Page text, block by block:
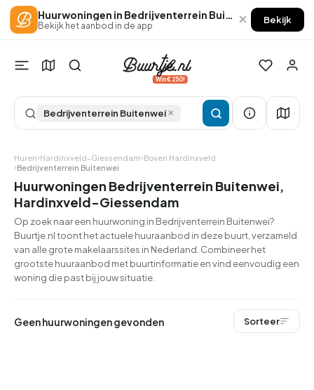
Bekijk het aanbod in de app × Bekijk
Win €250!
Bedrijventerrein Buitenwei×
Huren Hardinxveld-Giessendam Boven Hardinxveld
Bedrijventerrein Buitenwei
Huurwoningen Bedrijventerrein Buitenwei,
Hardinxveld-Giessendam
Op zoek naar een huurwoning in Bedrijventerrein Buitenwei?
Buurtje.nl toont het actuele huuraanbod in deze buurt, verzameld
van alle grote makelaarssites in Nederland. Combineer het
grootste huuraanbod met buurtinformatie en vind eenvoudig een
woning die past bij jouw situatie.
Geen huurwoningen gevonden Sorteer